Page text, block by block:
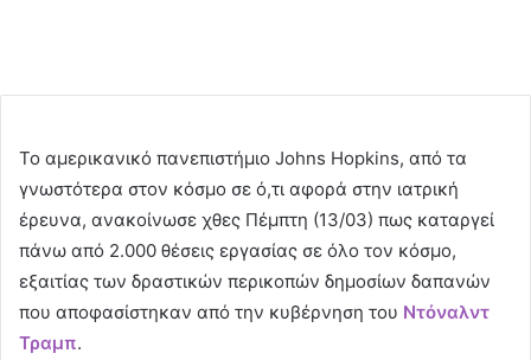
Το αμερικανικό πανεπιστήμιο Johns Hopkins, από τα
γνωστότερα στον κόσμο σε ό,τι αφορά στην ιατρική
έρευνα, ανακοίνωσε χθες Πέμπτη (13/03) πως καταργεί
πάνω από 2.000 θέσεις εργασίας σε όλο τον κόσμο,
εξαιτίας των δραστικών περικοπών δημοσίων δαπανών
που αποφασίστηκαν από την κυβέρνηση του Ντόναλντ
Τραμπ.